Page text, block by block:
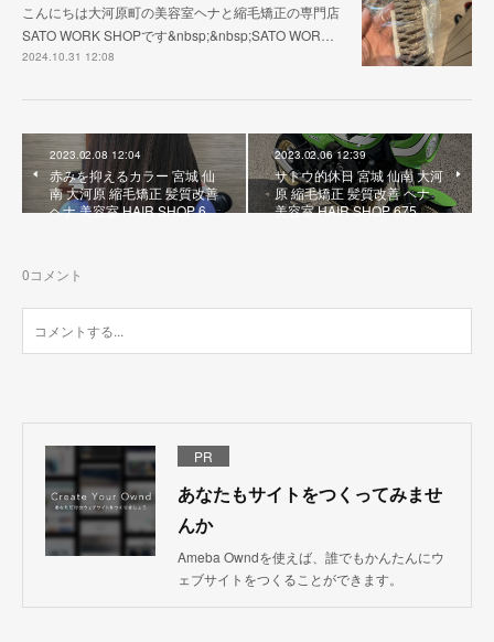
こんにちは大河原町の美容室ヘナと縮毛矯正の専門店
SATO WORK SHOPです&nbsp;&nbsp;SATO WOR…
2024.10.31 12:08
2023.02.08 12:04
赤みを抑えるカラー 宮城 仙
南 大河原 縮毛矯正 髪質改善
ヘナ 美容室 HAIR SHOP 6…
2023.02.06 12:39
サトウ的休日 宮城 仙南 大河
原 縮毛矯正 髪質改善 ヘナ
美容室 HAIR SHOP 675
0コメント
PR
あなたもサイトをつくってみませ
んか
Ameba Owndを使えば、誰でもかんたんにウ
ェブサイトをつくることができます。